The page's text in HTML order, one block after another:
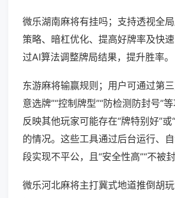
微乐湖南麻将有挂吗；支持透视全
策略、暗杠优化、提高好牌率及快
过AI算法调整牌局结果，提升胜率。
东游麻将输赢规则；用户可通过第
意选牌”“控制牌型”“防检测防封号”
反映其他玩家可能存在“牌特别好”或
的情况。这些工具通过后台运行、
段实现不平公，且“安全性高”“不被封
微乐河北麻将主打冀式地道推倒胡